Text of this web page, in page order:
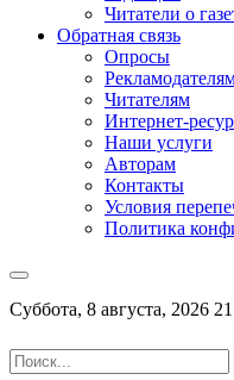
Читатели о
Обратная связь
Опросы
Читателям
Интернет-
Наши услуги
Авторам
Контакты
Условия
Политика
Суббота, 8 августа, 2026